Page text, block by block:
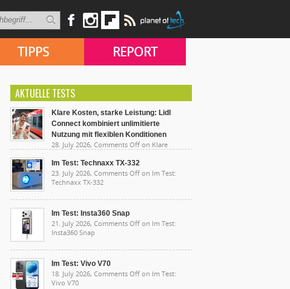
TIPPS REPORT
AKTUELLE TESTS
Klare Kosten, starke Leistung: Lidl
Connect kombiniert unlimitierte
Nutzung mit flexiblen Konditionen
28. July 2026, Comments Off on Klare
unlimitierte Nutzung mit flexiblen Konditionen
Im Test: Technaxx TX-332
23. July 2026, Comments Off on Im Test:
Technaxx TX-332
Im Test: Insta360 Snap
21. July 2026, Comments Off on Im Test:
Insta360 Snap
Im Test: Vivo V70
18. July 2026, Comments Off on Im Test:
Vivo V70